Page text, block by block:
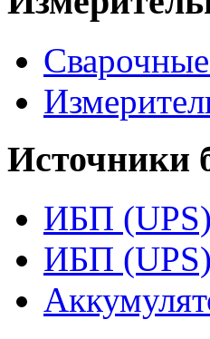
Источники
ИБП
ИБП